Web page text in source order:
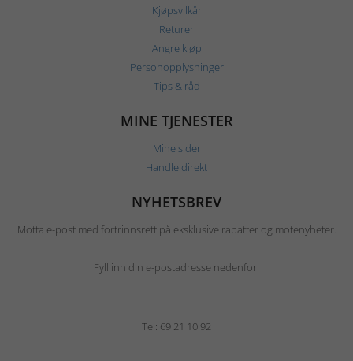
Kjøpsvilkår
Returer
Angre kjøp
Personopplysninger
Tips & råd
MINE TJENESTER
Mine sider
Handle direkt
NYHETSBREV
Motta e-post med fortrinnsrett på eksklusive rabatter og motenyheter.
Fyll inn din e-postadresse nedenfor.
Tel: 69 21 10 92